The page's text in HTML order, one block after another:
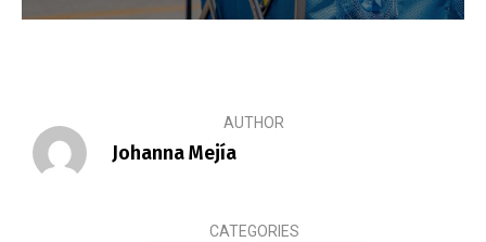
AUTHOR
Johanna Mejía
CATEGORIES